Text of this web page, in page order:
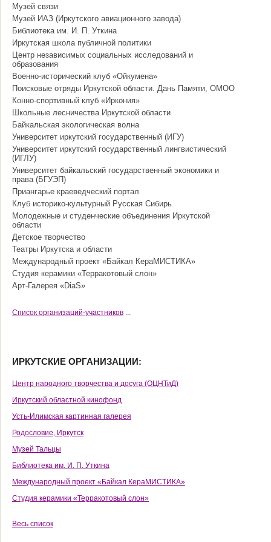
Музей связи
Музей ИАЗ (Иркутского авиационного завода)
Библиотека им. И. П. Уткина
Иркутская школа публичной политики
Центр независимых социальных исследований и
образования
Военно-исторический клуб «Ойкумена»
Поисковые отряды Иркутской области. Дань Памяти, ОМОО
Конно-спортивный клуб «Иркония»
Школьные лесничества Иркутской области
Байкальская экологическая волна
Университет иркутский государственный (ИГУ)
Университет иркутский государственный лингвистический
(ИГЛУ)
Университет байкальский государственный экономики и
права (БГУЭП)
Приангарье краеведческий портал
Клуб историко-культурный Русская Сибирь
Молодежные и студенческие объединения Иркутской
области
Детское творчество
Театры Иркутска и области
Международный проект «Байкал КераМИСТИКА»
Студия керамики «Терракотовый слон»
Арт-Галерея «DiaS»
Cписок организаций-участников ...
ИРКУТСКИЕ ОРГАНИЗАЦИИ:
Центр народного творчества и досуга (ОЦНТиД)
Иркутский областной кинофонд
Усть-Илимская картинная галерея
Родословие, Иркутск
Музей Тальцы
Библиотека им. И. П. Уткина
Международный проект «Байкал КераМИСТИКА»
Студия керамики «Терракотовый слон»
Весь список